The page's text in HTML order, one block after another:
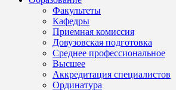
Факультеты
Кафедры
Приемная комиссия
Довузовская подготовка
Среднее профессиональное
Высшее
Аккредитация специалистов
Ординатура